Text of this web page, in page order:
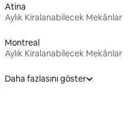
Atina
Aylık Kiralanabilecek Mekânlar
Montreal
Aylık Kiralanabilecek Mekânlar
Daha fazlasını göster